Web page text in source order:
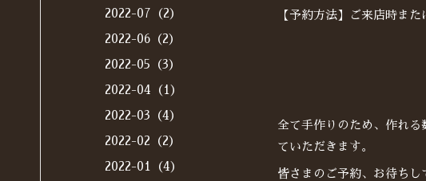
【予約方法】ご来店時ま
全て手作りのため、作れ
ていただきます。
皆さまのご予約、お待ちし
2022-07（2）
2022-06（2）
2022-05（3）
2022-04（1）
2022-03（4）
2022-02（2）
2022-01（4）